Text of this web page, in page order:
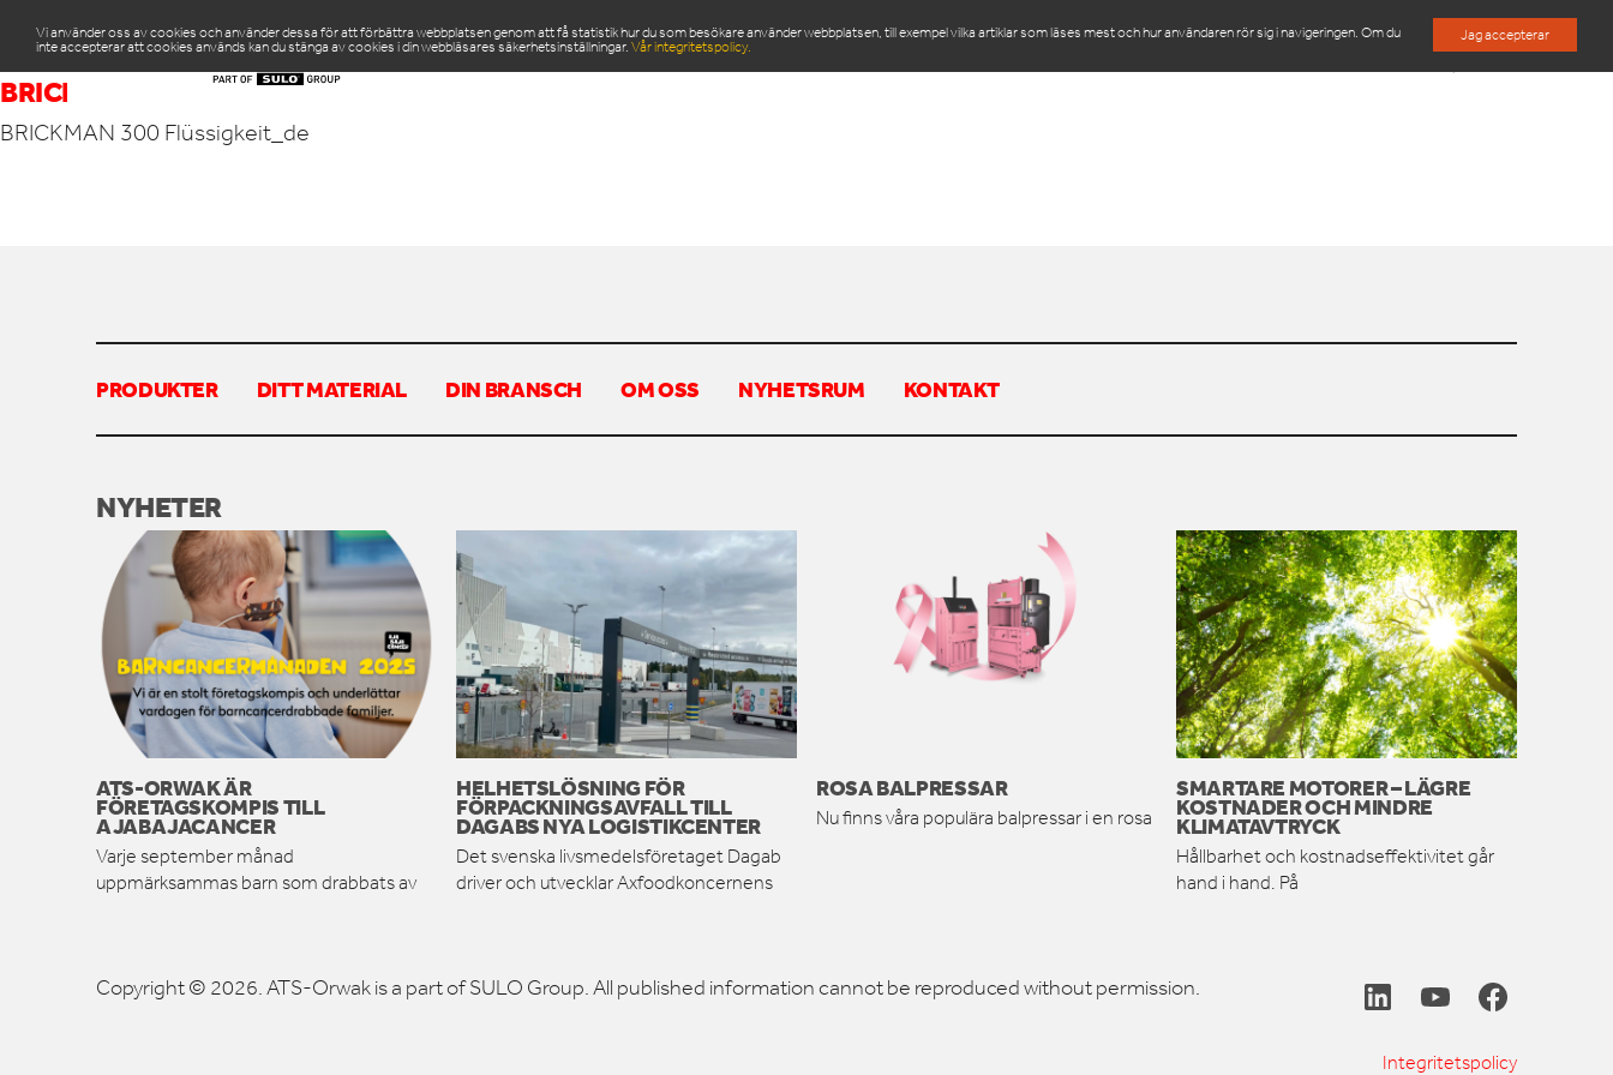
Jag accepterar
Vi använder oss av cookies och använder dessa för att förbättra webbplatsen genom att få statistik hur du som besökare använder webbplatsen, till exempel vilka artiklar som läses mest och hur användaren rör sig i navigeringen. Om du
inte accepterar att cookies används kan du stänga av cookies i din webbläsares säkerhetsinställningar.Vår integritetspolicy.
PRODUKTER SERVICE & RESERVDELAR
BRICKMAN 300 FLÜSSIGKEIT_DE
BRICKMAN 300 Flüssigkeit_de
PRODUKTER DITT MATERIAL DIN BRANSCH OM OSS NYHETSRUM KONTAKT
NYHETER
ATS-ORWAK ÄR
FÖRETAGSKOMPIS TILL
AJABAJACANCER
Varje september månad
uppmärksammas barn som drabbats av
HELHETSLÖSNING FÖR
FÖRPACKNINGSAVFALL TILL
DAGABS NYA LOGISTIKCENTER
Det svenska livsmedelsföretaget Dagab
driver och utvecklar Axfoodkoncernens
ROSA BALPRESSAR
Nu finns våra populära balpressar i en rosa
SMARTARE MOTORER – LÄGRE
KOSTNADER OCH MINDRE
KLIMATAVTRYCK
Hållbarhet och kostnadseffektivitet går
hand i hand. På
Copyright © 2026. ATS-Orwak is a part of SULO Group. All published information cannot be reproduced without permission.
Integritetspolicy